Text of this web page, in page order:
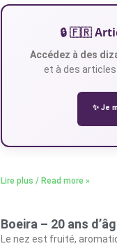
🔒 🇫🇷
Accédez à des
et à des
✨ Je
Lire plus / Read more »
Boeira – 20 ans
Le nez est fruité,